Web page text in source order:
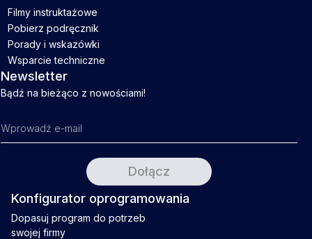
Filmy instruktażowe
Pobierz podręcznik
Porady i wskazówki
Wsparcie techniczne
Newsletter
Bądź na bieżąco z nowościami!
Konfigurator oprogramowania
Dopasuj program do potrzeb
swojej firmy